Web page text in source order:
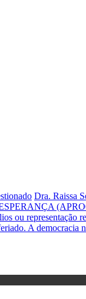
Dra. Raissa
ou representação
A democracia